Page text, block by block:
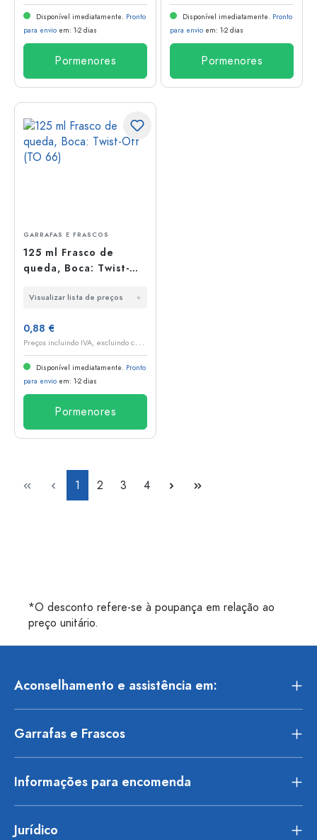
Disponível imediatamente. Pronto
para envio em: 1-2 dias
Pormenores
Disponível imediatamente. Pronto
para envio em: 1-2 dias
Pormenores
GARRAFAS E FRASCOS
125 ml Frasco de
queda, Boca: Twist-
Visualizar lista de preços
0,88 €
P
reços incluindo IVA, excluindo custos de envio
Disponível imediatamente. Pronto
para envio em: 1-2 dias
Pormenores
Lado
1 Lado
2 Lado
3 Lado
4
*O desconto refere-se à poupança em relação ao
preço unitário.
Aconselhamento e assistência em:
Garrafas e Frascos
Informações para encomenda
Jurídico